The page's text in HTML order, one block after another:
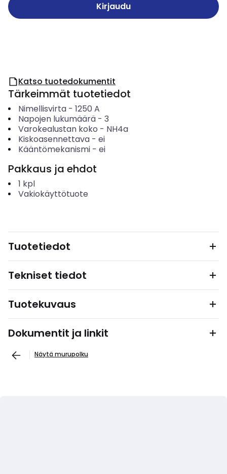
Kirjaudu
Katso tuotedokumentit
Tärkeimmät tuotetiedot
Nimellisvirta- 1250 A
Napojen lukumäärä- 3
Varokealustan koko - NH4a
Kiskoasennettava- ei
Kääntömekanismi- ei
Pakkaus ja ehdot
1 kpl
Vakiokäyttötuote
Tuotetiedot
Tekniset tiedot
Tuotekuvaus
Dokumentit ja linkit
Näytä murupolku